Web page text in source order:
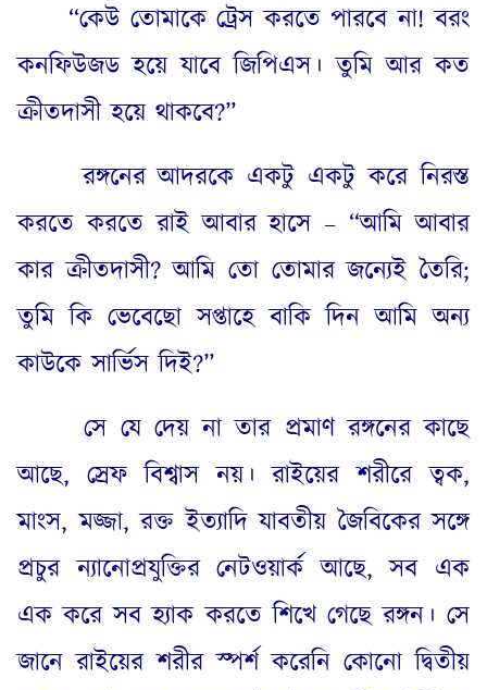
“কেউ তোমাকে ট্রেস করতে পারবে না!বরং
কনফিউজড হয়ে যাবে জিপিএস। তুমি আর কত
ক্রীতদাসী হয়ে থাকবে?”
রঙ্গনের আদরকে একটু একটু করে নিরস্ত
করতে করতে রাই আবার হাসে – “আমি আবার
কার ক্রীতদাসী?আমি তো তোমার জন্যেই তৈরি;
তুমি কি ভেবেছো সপ্তাহে বাকি দিন আমি অন্য
কাউকে সার্ভিস দিই?”
সে যে দেয় না তার প্রমাণ রঙ্গনের কাছে
আছে, স্রেফ বিশ্বাস নয়। রাইয়ের শরীরে ত্বক,
মাংস,মজ্জা,রক্ত ইত্যাদি যাবতীয় জৈবিকের সঙ্গে
প্রচুর ন্যানোপ্রযুক্তির নেটওয়ার্ক আছে,সব এক
এক করে সব হ্যাক করতে শিখে গেছে রঙ্গন। সে
জানে রাইয়ের শরীর স্পর্শ করেনি কোনো দ্বিতীয়